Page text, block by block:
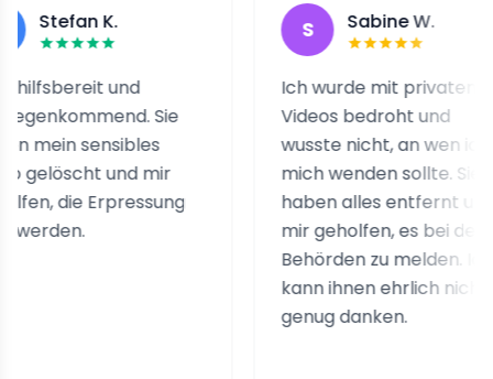
K.
und
Sie
sensibles
und mir
Erpressung
Sabine W.
Ich wurde mit privaten
Videos bedroht und
wusste nicht, an wen ich
mich wenden sollte. Sie
haben alles entfernt und
mir geholfen, es bei den
Behörden zu melden. Ich
kann ihnen ehrlich nicht
genug danken.